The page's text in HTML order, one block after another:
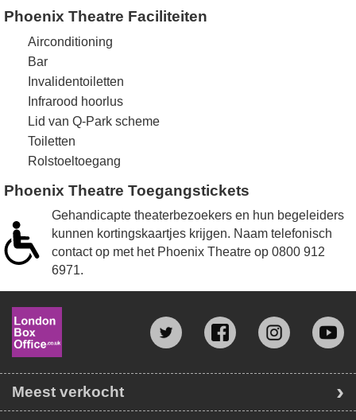
Phoenix Theatre Faciliteiten
Airconditioning
Bar
Invalidentoiletten
Infrarood hoorlus
Lid van Q-Park scheme
Toiletten
Rolstoeltoegang
Phoenix Theatre Toegangstickets
Gehandicapte theaterbezoekers en hun begeleiders
kunnen kortingskaartjes krijgen. Naam telefonisch
contact op met het Phoenix Theatre op 0800 912
6971.
Meest verkocht